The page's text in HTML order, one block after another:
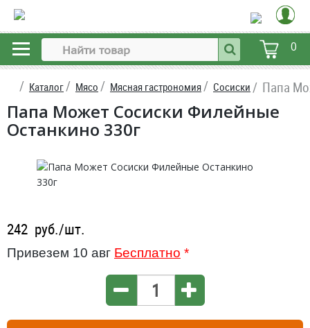
0
Каталог Мясо Мясная гастрономия Сосиски Папа
Папа Может Сосиски Филейные
Останкино 330г
242 руб./шт.
Привезем 10 авг Бесплатно *